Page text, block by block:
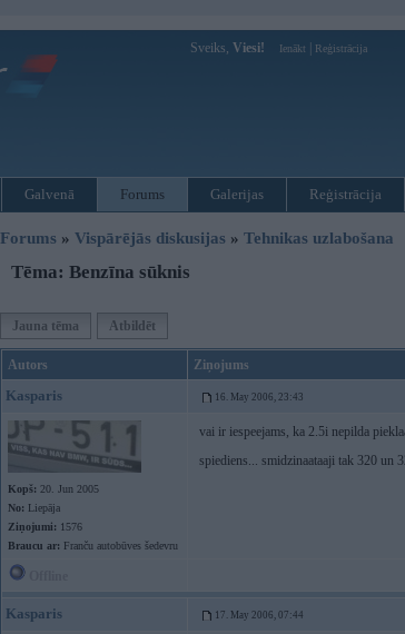
Sveiks, Viesi! Ienākt Reģistrācija
Galvenā Forums Galerijas Reģistrācija
Forums » Vispārējās diskusijas » Tehnikas uzlabošana
Tēma: Benzīna sūknis
Jauna tēma Atbildēt
Autors Ziņojums
Kasparis 16. May 2006, 23:43
Kopš: 20. Jun 2005
No: Liepāja
Ziņojumi: 1576
Braucu ar: Franču autobūves šedevru
vai ir iespeejams, ka 2.5i nepilda
spiediens... smidzinaataaji tak 320 un
Kasparis 17. May 2006, 07:44